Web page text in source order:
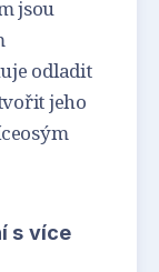
jsou
odladit
jeho
s více